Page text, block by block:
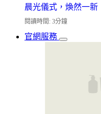
晨光儀式，煥然一新
閱讀時間: 3分鐘
官網服務